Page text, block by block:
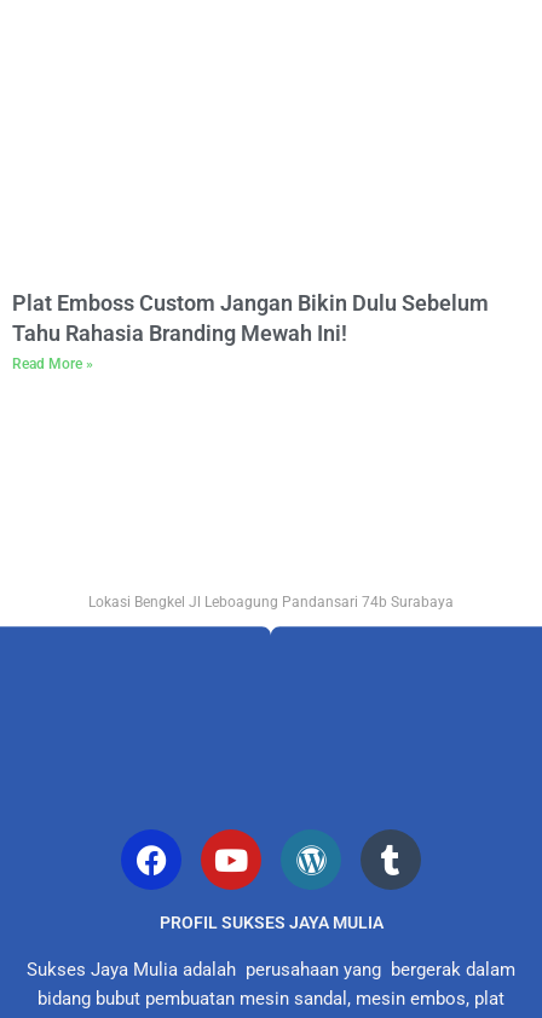
Plat Emboss Custom Jangan Bikin Dulu Sebelum
Tahu Rahasia Branding Mewah Ini!
Read More »
Lokasi Bengkel Jl Leboagung Pandansari 74b Surabaya
PROFIL SUKSES JAYA MULIA
Sukses Jaya Mulia adalah perusahaan yang bergerak dalam
bidang bubut pembuatan mesin sandal, mesin embos, plat